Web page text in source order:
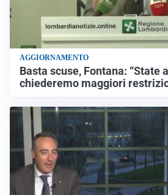
AGGIORNAMENTO
Basta scuse, Fontana: “State
chiederemo maggiori